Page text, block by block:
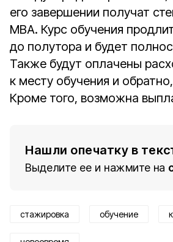
его завершении получат
MBA. Курс обучения
до полутора и будет
Также будут оплачены
к месту обучения и
Кроме того, возможна
Нашли опечатку в
Выделите ее и нажмите на
стажировка обучение